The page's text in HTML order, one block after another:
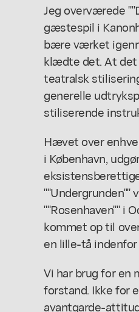
Jeg overværede
gæstespil i
bære værket
klædte det. At
teatralsk
generelle
stiliserende
Hævet over
i København,
""Rosenhaven"" i
kommet op til
en lille-tå
Vi har brug for en
forstand. Ikke for
avantgarde-